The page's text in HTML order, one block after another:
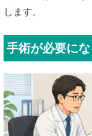
します。
手術が必要に